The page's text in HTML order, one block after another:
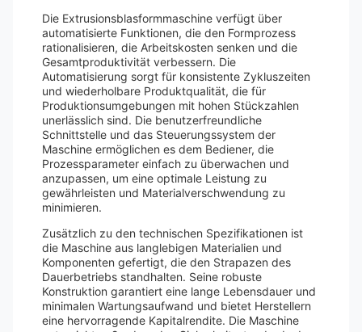
Die Extrusionsblasformmaschine verfügt über
automatisierte Funktionen, die den Formprozess
rationalisieren, die Arbeitskosten senken und die
Gesamtproduktivität verbessern. Die
Automatisierung sorgt für konsistente Zykluszeiten
und wiederholbare Produktqualität, die für
Produktionsumgebungen mit hohen Stückzahlen
unerlässlich sind. Die benutzerfreundliche
Schnittstelle und das Steuerungssystem der
Maschine ermöglichen es dem Bediener, die
Prozessparameter einfach zu überwachen und
anzupassen, um eine optimale Leistung zu
gewährleisten und Materialverschwendung zu
minimieren.
Zusätzlich zu den technischen Spezifikationen ist
die Maschine aus langlebigen Materialien und
Komponenten gefertigt, die den Strapazen des
Dauerbetriebs standhalten. Seine robuste
Konstruktion garantiert eine lange Lebensdauer und
minimalen Wartungsaufwand und bietet Herstellern
eine hervorragende Kapitalrendite. Die Maschine